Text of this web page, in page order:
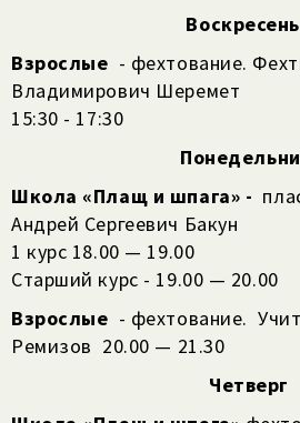
Взрослые - фехтование.
Владимирович Шеремет
15:30 - 17:30
Школа «Плащ и шпага» -
Андрей Сергеевич Бакун
1 курс 18.00 — 19.00
Старший курс - 19.00 — 20.00
Взрослые - фехтование.
Ремизов 20.00 — 21.30
Четверг